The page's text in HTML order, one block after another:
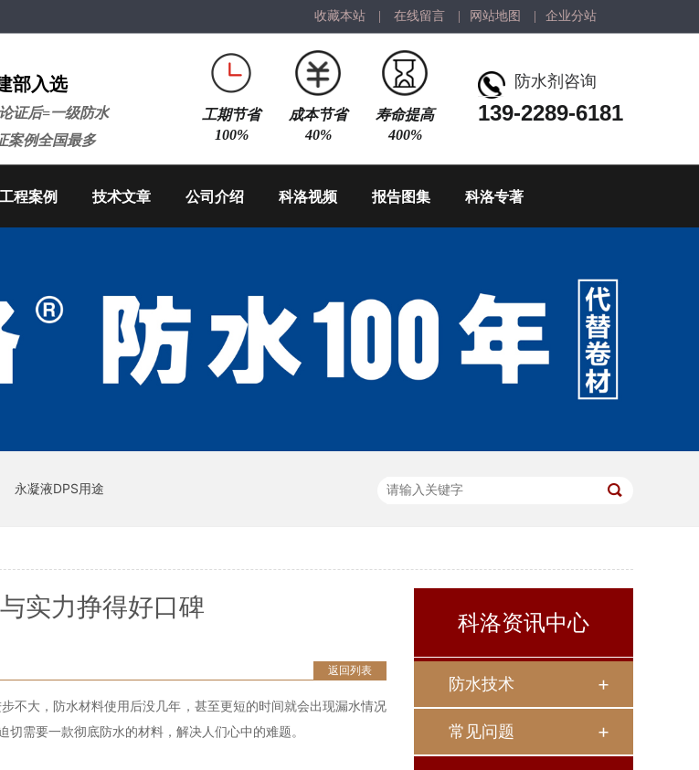
收藏本站 在线留言 网站地图 企业分站
部入选
证后=一级防水
案例全国最多
防水剂咨询
139-2289-6181
工期节省
100%
成本节省
40%
寿命提高
400%
工程案例 技术文章 公司介绍 科洛视频 报告图集 科洛专著
永凝液DPS用途
实力挣得好口碑
返回列表
不大，防水材料使用后没几年，甚至更短的时间就会出现漏水情况
需要一款彻底防水的材料，解决人们心中的难题。
科洛资讯中心
防水技术
常见问题